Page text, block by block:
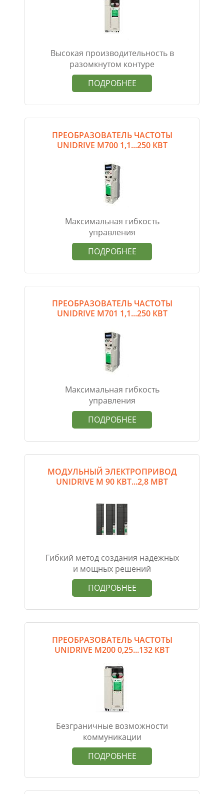
Высокая производительность в
разомкнутом контуре
ПОДРОБНЕЕ
ПРЕОБРАЗОВАТЕЛЬ ЧАСТОТЫ
UNIDRIVE M700 1,1...250 КВТ
Максимальная гибкость
управления
ПОДРОБНЕЕ
ПРЕОБРАЗОВАТЕЛЬ ЧАСТОТЫ
UNIDRIVE M701 1,1...250 КВТ
Максимальная гибкость
управления
ПОДРОБНЕЕ
МОДУЛЬНЫЙ ЭЛЕКТРОПРИВОД
UNIDRIVE M 90 КВТ...2,8 МВТ
Гибкий метод создания надежных
и мощных решений
ПОДРОБНЕЕ
ПРЕОБРАЗОВАТЕЛЬ ЧАСТОТЫ
UNIDRIVE M200 0,25...132 КВТ
Безграничные возможности
коммуникации
ПОДРОБНЕЕ